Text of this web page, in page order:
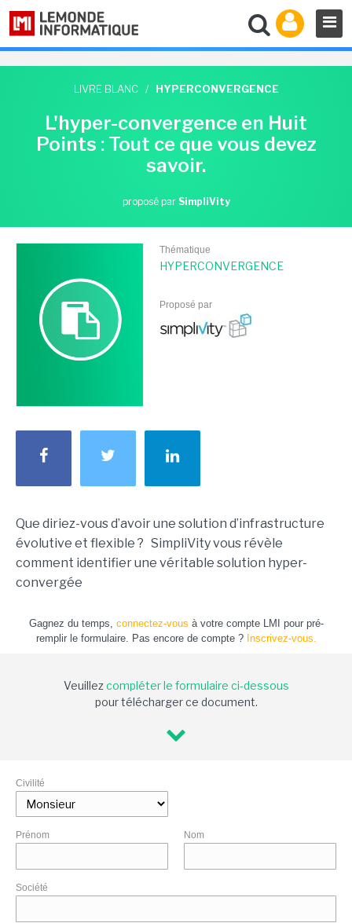
LIVRE BLANC / HYPERCONVERGENCE
L'hyper-convergence en Huit
Points : Tout ce que vous devez
savoir.
proposé par SimpliVity
Thématique
HYPERCONVERGENCE
Proposé par
Que diriez-vous d’avoir une solution d’infrastructure
évolutive et flexible ? SimpliVity vous révèle
comment identifier une véritable solution hyper-
convergée
Gagnez du temps, connectez-vous à votre compte LMI pour pré-
remplir le formulaire. Pas encore de compte ? Inscrivez-vous.
Veuillezcompléter le formulaire ci-dessous
pour télécharger ce document.
Civilité
Prénom Nom
Société